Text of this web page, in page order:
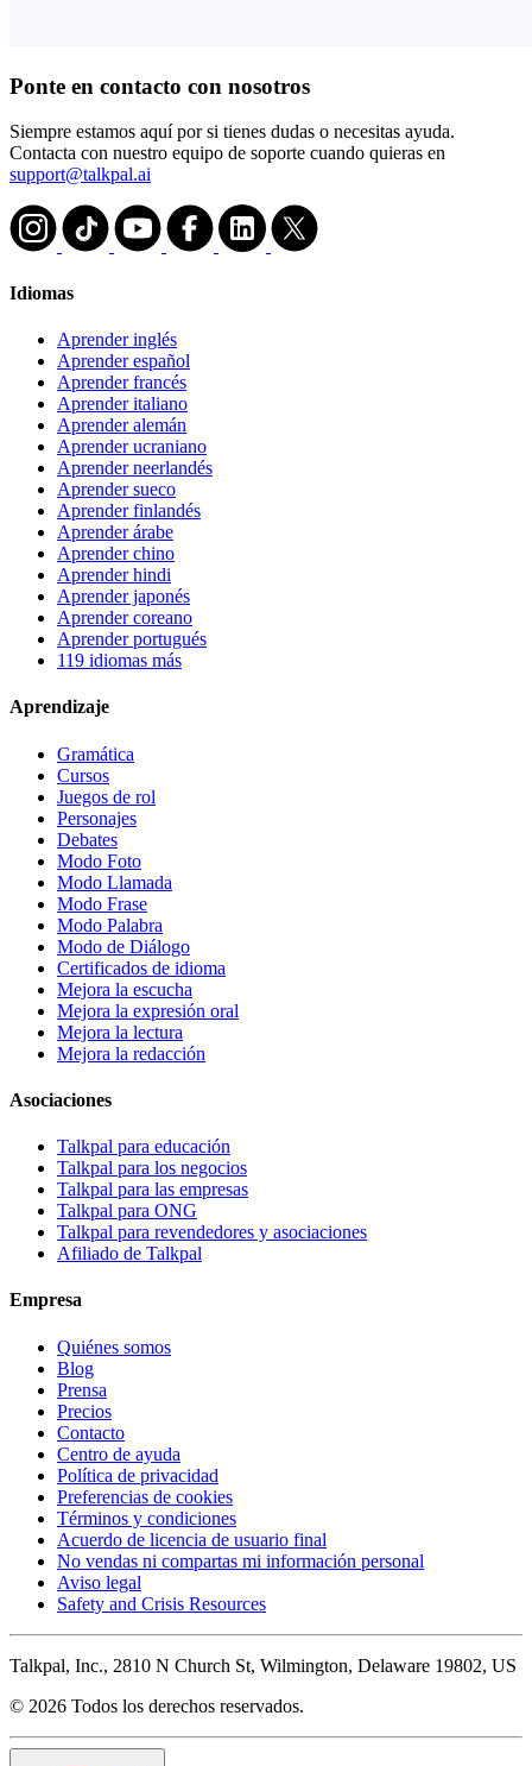
Ponte en contacto con nosotros
Siempre estamos aquí por si tienes dudas o necesitas ayuda.
Contacta con nuestro equipo de soporte cuando quieras en
support@talkpal.ai
Idiomas
Aprender inglés
Aprender español
Aprender francés
Aprender italiano
Aprender alemán
Aprender ucraniano
Aprender neerlandés
Aprender sueco
Aprender finlandés
Aprender árabe
Aprender chino
Aprender hindi
Aprender japonés
Aprender coreano
Aprender portugués
119 idiomas más
Aprendizaje
Gramática
Cursos
Juegos de rol
Personajes
Debates
Modo Foto
Modo Llamada
Modo Frase
Modo Palabra
Modo de Diálogo
Certificados de idioma
Mejora la escucha
Mejora la expresión oral
Mejora la lectura
Mejora la redacción
Asociaciones
Talkpal para educación
Talkpal para los negocios
Talkpal para las empresas
Talkpal para ONG
Talkpal para revendedores y asociaciones
Afiliado de Talkpal
Empresa
Quiénes somos
Blog
Prensa
Precios
Contacto
Centro de ayuda
Política de privacidad
Preferencias de cookies
Términos y condiciones
Acuerdo de licencia de usuario final
No vendas ni compartas mi información personal
Aviso legal
Safety and Crisis Resources
Talkpal, Inc., 2810 N Church St, Wilmington, Delaware 19802, US
© 2026 Todos los derechos reservados.